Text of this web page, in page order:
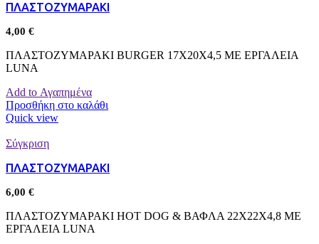
ΠΛΑΣΤΟΖΥΜΑΡΑΚΙ
4,00 €
ΠΛΑΣΤΟΖΥΜΑΡΑΚΙ BURGER 17Χ20Χ4,5 ΜΕ ΕΡΓΑΛΕΙΑ
LUNA
Add to Αγαπημένα
Προσθήκη στο καλάθι
Quick view
Σύγκριση
ΠΛΑΣΤΟΖΥΜΑΡΑΚΙ
6,00 €
ΠΛΑΣΤΟΖΥΜΑΡΑΚΙ HOT DOG & ΒΑΦΛΑ 22Χ22Χ4,8 ΜΕ
ΕΡΓΑΛΕΙΑ LUNA